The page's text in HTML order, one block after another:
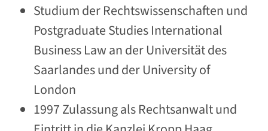
Studium der Rechtswissenschaften und
Postgraduate Studies International
Business Law an der Universität des
Saarlandes und der University of
London
1997 Zulassung als Rechtsanwalt und